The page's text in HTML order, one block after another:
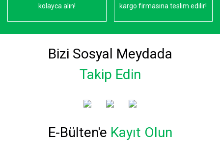
kolayca alın!
kargo firmasına teslim edilir!
Bizi Sosyal Meydada
Takip Edin
E-Bülten'e Kayıt Olun